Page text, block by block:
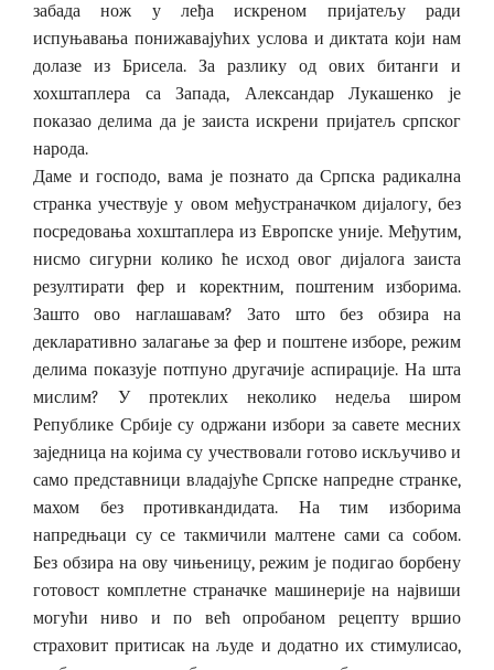
забада нож у леђа искреном пријатељу ради
испуњавања понижавајућих услова и диктата који нам
долазе из Брисела. За разлику од ових битанги и
хохштаплера са Запада, Александар Лукашенко је
показао делима да је заиста искрени пријатељ српског
народа.
Даме и господо, вама је познато да Српска радикална
странка учествује у овом међустраначком дијалогу, без
посредовања хохштаплера из Европске уније. Међутим,
нисмо сигурни колико ће исход овог дијалога заиста
резултирати фер и коректним, поштеним изборима.
Зашто ово наглашавам? Зато што без обзира на
декларативно залагање за фер и поштене изборе, режим
делима показује потпуно другачије аспирације. На шта
мислим? У протеклих неколико недеља широм
Републике Србије су одржани избори за савете месних
заједница на којима су учествовали готово искључиво и
само представници владајуће Српске напредне странке,
махом без противкандидата. На тим изборима
напредњаци су се такмичили малтене сами са собом.
Без обзира на ову чињеницу, режим је подигао борбену
готовост комплетне страначке машинерије на највиши
могући ниво и по већ опробаном рецепту вршио
страховит притисак на људе и додатно их стимулисао,